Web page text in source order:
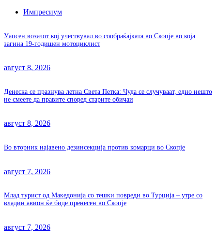
Импресиум
Уапсен возачот кој учествувал во сообраќајката во Скопје во која
загина 19-годишен мотоциклист
август 8, 2026
Денеска се празнува летна Света Петка: Чуда се случуваат, едно нешто
не смеете да правите според старите обичаи
август 8, 2026
Во вторник најавено дезинсекција против комарци во Скопје
август 7, 2026
Млад турист од Македонија со тешки повреди во Турција – утре со
владин авион ќе биде пренесен во Скопје
август 7, 2026